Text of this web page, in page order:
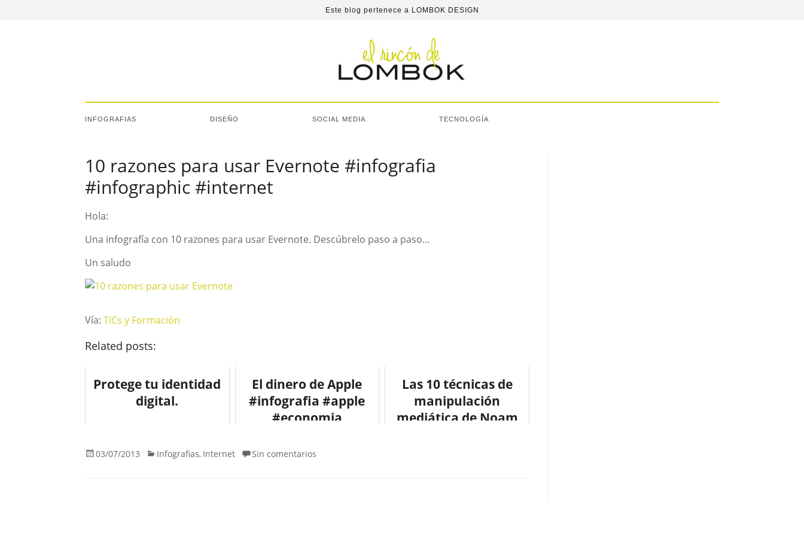
Este blog pertenece a LOMBOK DESIGN
INFOGRAFIAS DISEÑO SOCIAL MEDIA TECNOLOGÍA
10 razones para usar Evernote #infografia
#infographic #internet
Hola:
Una infografía con 10 razones para usar Evernote. Descúbrelo paso a paso…
Un saludo
Vía: TICs y Formación
Related posts:
Protege tu identidad
digital.
El dinero de Apple
#infografia #apple
#economia
Las 10 técnicas de
manipulación
mediática de Noam
03/07/2013 Infografias, Internet Sin comentarios